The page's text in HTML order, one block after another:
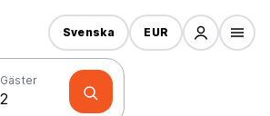
Gäster
Svenska EUR